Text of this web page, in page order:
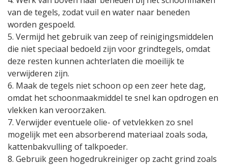
van de tegels, zodat vuil en water naar beneden
worden gespoeld.
5. Vermijd het gebruik van zeep of reinigingsmiddelen
die niet speciaal bedoeld zijn voor grindtegels, omdat
deze resten kunnen achterlaten die moeilijk te
verwijderen zijn.
6. Maak de tegels niet schoon op een zeer hete dag,
omdat het schoonmaakmiddel te snel kan opdrogen en
vlekken kan veroorzaken.
7. Verwijder eventuele olie- of vetvlekken zo snel
mogelijk met een absorberend materiaal zoals soda,
kattenbakvulling of talkpoeder.
8. Gebruik geen hogedrukreiniger op zacht grind zoals